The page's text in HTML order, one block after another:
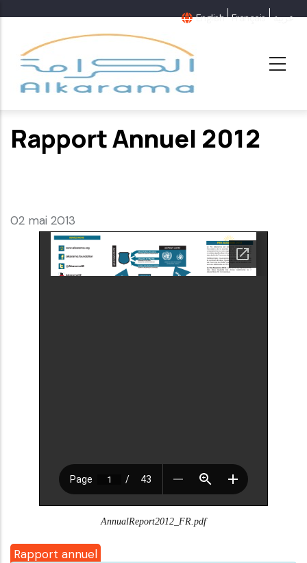
contenu
principal
English Français عربية
Rapport Annuel 2012
02 mai 2013
AnnualReport2012_FR.pdf
Rapport annuel